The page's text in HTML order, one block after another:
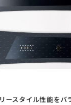
ースタイル性能をバ